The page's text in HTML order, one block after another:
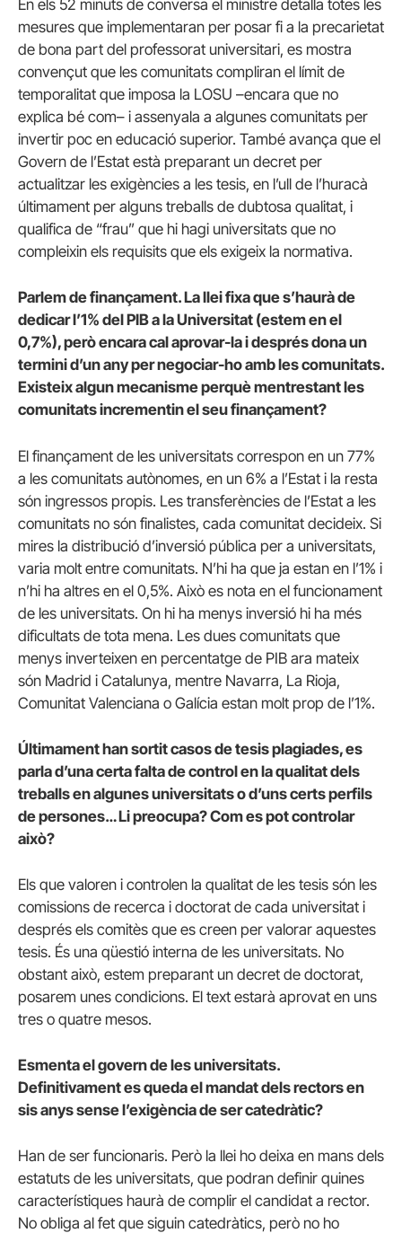
En els 52 minuts de conversa el ministre detalla totes les
mesures que implementaran per posar fi a la precarietat
de bona part del professorat universitari, es mostra
convençut que les comunitats compliran el límit de
temporalitat que imposa la LOSU –encara que no
explica bé com– i assenyala a algunes comunitats per
invertir poc en educació superior. També avança que el
Govern de l’Estat està preparant un decret per
actualitzar les exigències a les tesis, en l’ull de l’huracà
últimament per alguns treballs de dubtosa qualitat, i
qualifica de “frau” que hi hagi universitats que no
compleixin els requisits que els exigeix la normativa.
Parlem de finançament. La llei fixa que s’haurà de
dedicar l’1% del PIB a la Universitat (estem en el
0,7%), però encara cal aprovar-la i després dona un
termini d’un any per negociar-ho amb les comunitats.
Existeix algun mecanisme perquè mentrestant les
comunitats incrementin el seu finançament?
El finançament de les universitats correspon en un 77%
a les comunitats autònomes, en un 6% a l’Estat i la resta
són ingressos propis. Les transferències de l’Estat a les
comunitats no són finalistes, cada comunitat decideix. Si
mires la distribució d’inversió pública per a universitats,
varia molt entre comunitats. N’hi ha que ja estan en l’1% i
n’hi ha altres en el 0,5%. Això es nota en el funcionament
de les universitats. On hi ha menys inversió hi ha més
dificultats de tota mena. Les dues comunitats que
menys inverteixen en percentatge de PIB ara mateix
són Madrid i Catalunya, mentre Navarra, La Rioja,
Comunitat Valenciana o Galícia estan molt prop de l’1%.
Últimament han sortit casos de tesis plagiades, es
parla d’una certa falta de control en la qualitat dels
treballs en algunes universitats o d’uns certs perfils
de persones… Li preocupa? Com es pot controlar
això?
Els que valoren i controlen la qualitat de les tesis són les
comissions de recerca i doctorat de cada universitat i
després els comitès que es creen per valorar aquestes
tesis. És una qüestió interna de les universitats. No
obstant això, estem preparant un decret de doctorat,
posarem unes condicions. El text estarà aprovat en uns
tres o quatre mesos.
Esmenta el govern de les universitats.
Definitivament es queda el mandat dels rectors en
sis anys sense l’exigència de ser catedràtic?
Han de ser funcionaris. Però la llei ho deixa en mans dels
estatuts de les universitats, que podran definir quines
característiques haurà de complir el candidat a rector.
No obliga al fet que siguin catedràtics, però no ho